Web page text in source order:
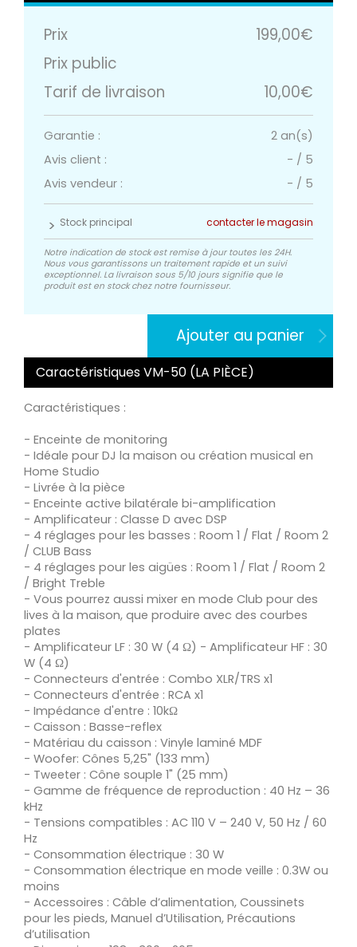
Prix
199,00€
Prix public
Tarif de livraison
10,00€
Garantie :
2 an(s)
Avis client :
- / 5
Avis vendeur :
- / 5
Stock principal contacter le magasin
Notre indication de stock est remise à jour toutes les 24H.
Nous vous garantissons un traitement rapide et un suivi
exceptionnel. La livraison sous 5/10 jours signifie que le
produit est en stock chez notre fournisseur.
Ajouter au panier
Caractéristiques VM-50 (LA PIÈCE)
Caractéristiques :
- Enceinte de monitoring
- Idéale pour DJ la maison ou création musical en
Home Studio
- Livrée à la pièce
- Enceinte active bilatérale bi-amplification
- Amplificateur : Classe D avec DSP
- 4 réglages pour les basses : Room 1 / Flat / Room 2
/ CLUB Bass
- 4 réglages pour les aigües : Room 1 / Flat / Room 2
/ Bright Treble
- Vous pourrez aussi mixer en mode Club pour des
lives à la maison, que produire avec des courbes
plates
- Amplificateur LF : 30 W (4 Ω) - Amplificateur HF : 30
W (4 Ω)
- Connecteurs d'entrée : Combo XLR/TRS x1
- Connecteurs d'entrée : RCA x1
- Impédance d'entre : 10kΩ
- Caisson : Basse-reflex
- Matériau du caisson : Vinyle laminé MDF
- Woofer: Cônes 5,25" (133 mm)
- Tweeter : Cône souple 1" (25 mm)
- Gamme de fréquence de reproduction : 40 Hz – 36
kHz
- Tensions compatibles : AC 110 V – 240 V, 50 Hz / 60
Hz
- Consommation électrique : 30 W
- Consommation électrique en mode veille : 0.3W ou
moins
- Accessoires : Câble d’alimentation, Coussinets
pour les pieds, Manuel d’Utilisation, Précautions
d’utilisation